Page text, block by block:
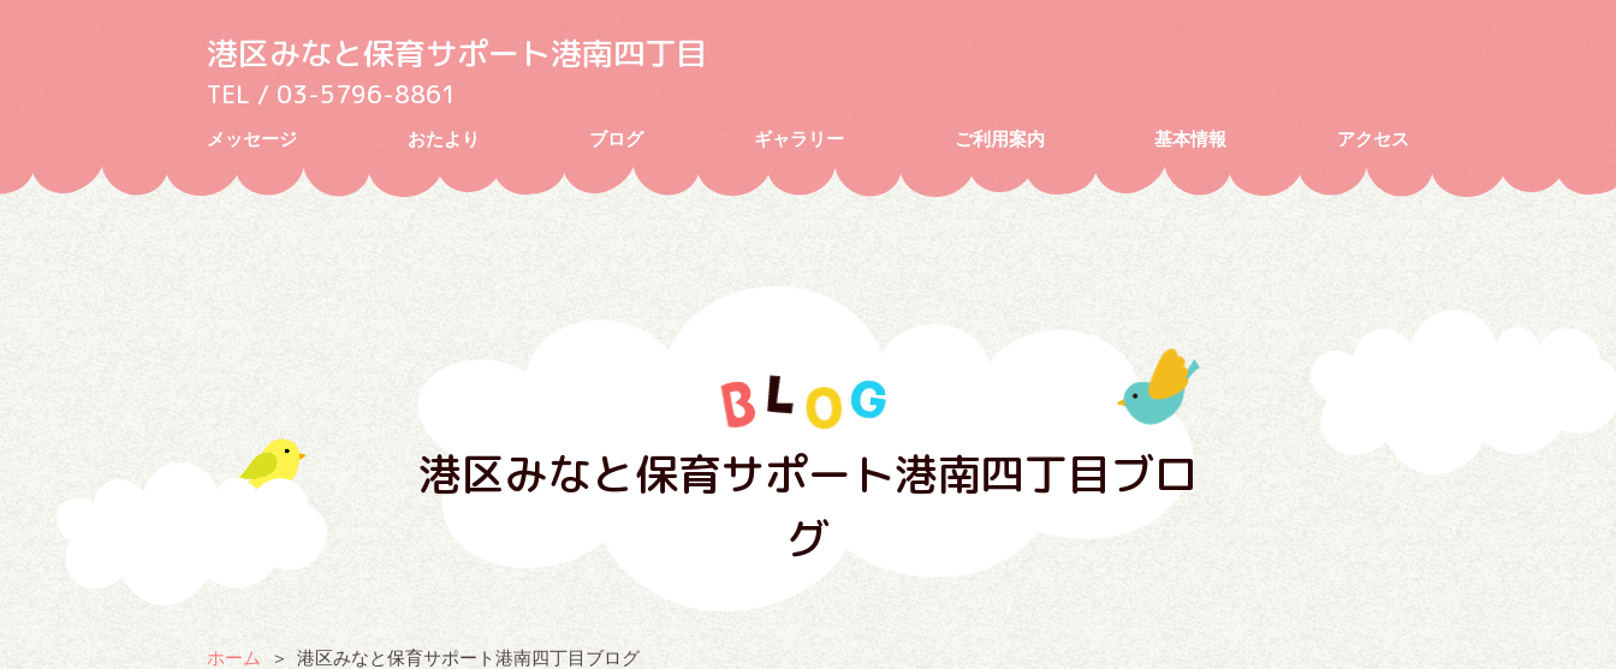
港区みなと保育サポート港南四丁目
TEL / 03-5796-8861
メッセージ おたより ブログ ギャラリー ご利用案内 基本情報 アクセス
港区みなと保育サポート港南四丁目ブロ
グ
ホーム 港区みなと保育サポート港南四丁目ブログ